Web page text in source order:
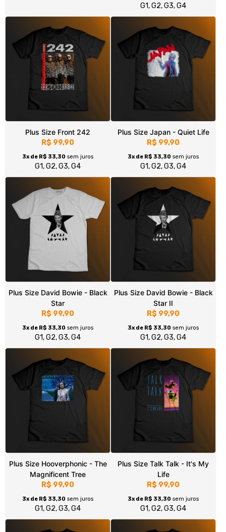
Plus Size David Bowie - Black
Star
R$ 99,90
3x de R$ 33,30 sem juros
G1, G2, G3, G4
Plus Size David Bowie - Black
Star II
3x de R$ 33,30 sem juros
G1, G2, G3, G4
Plus Size Hooverphonic - The
Magnificent Tree
3x de R$ 33,30sem juros
G1, G2, G3, G4
Plus Size Talk Talk - It's My
3x de R$ 33,30sem juros
G1, G2, G3, G4
3x de R$ 33,30 sem juros
G1, G2, G3, G4
Plus Size She Past Away
3x de R$ 33,30 sem juros
G1, G2, G3, G4